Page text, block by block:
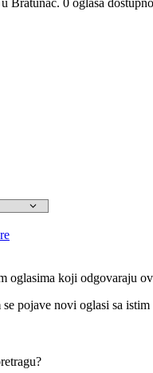
Bratunac. 0 oglasa
oglasima koji odgovaraju
pojave novi oglasi sa